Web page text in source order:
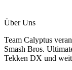
Über Uns
Team Calyptus
Smash Bros.
Tekken DX und